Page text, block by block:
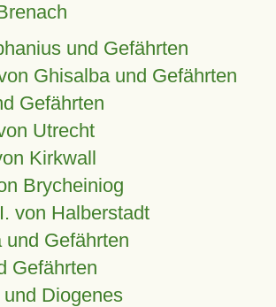
und Gefährten
Ghisalba und Gefährten
Gefährten
Utrecht
Kirkwall
Brycheiniog
von Halberstadt
und Gefährten
Gefährten
Diogenes